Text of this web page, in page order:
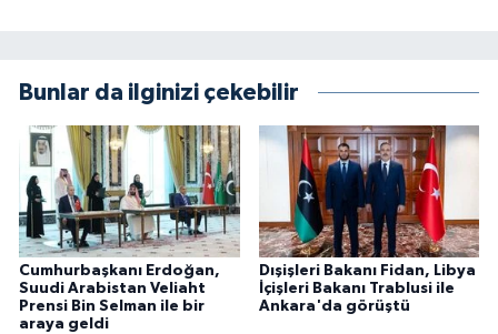
Bunlar da ilginizi çekebilir
Cumhurbaşkanı Erdoğan,
Suudi Arabistan Veliaht
Prensi Bin Selman ile bir
araya geldi
Dışişleri Bakanı Fidan, Libya
İçişleri Bakanı Trablusi ile
Ankara'da görüştü